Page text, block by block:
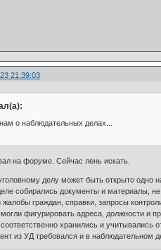
21:39:03
о наблюдательных делах...
на форуме. Сейчас лень искать.
делу может быть открыто одно
собирались документы и материалы,
граждан, справки, запросы
фигурировать адреса, должности и
хранились и учитывались
из УД требовался и в